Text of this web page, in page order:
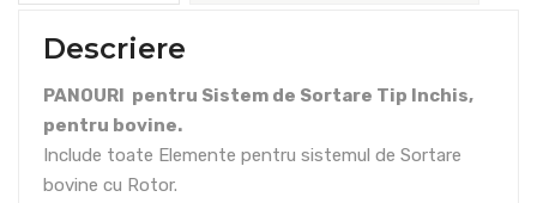
Descriere
PANOURI pentru Sistem de Sortare Tip Inchis,
pentru bovine.
Include toate Elemente pentru sistemul de Sortare
bovine cu Rotor.